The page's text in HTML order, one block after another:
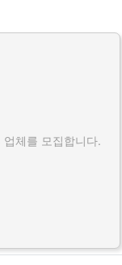
업체를 모집합니다.